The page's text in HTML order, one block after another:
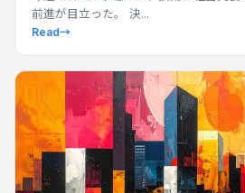
前進が目立った。 決...
Read→